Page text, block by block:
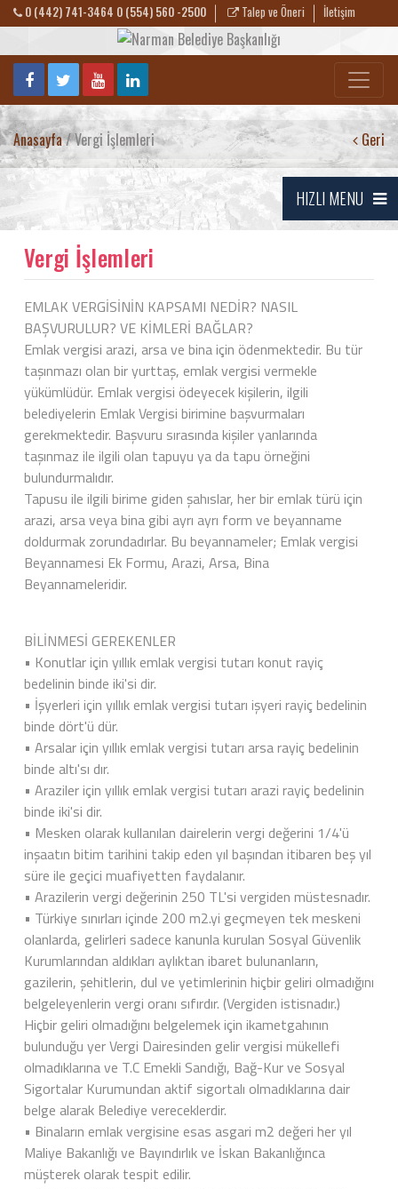
0 (442) 741-3464 0 (554) 560 -2500 Talep ve Öneri İletişim
Anasayfa/ Vergi İşlemleri Geri
HIZLI MENU
Vergi İşlemleri
EMLAK VERGİSİNİN KAPSAMI NEDİR? NASIL
BAŞVURULUR? VE KİMLERİ BAĞLAR?
Emlak vergisi arazi, arsa ve bina için ödenmektedir. Bu tür
taşınmazı olan bir yurttaş, emlak vergisi vermekle
yükümlüdür. Emlak vergisi ödeyecek kişilerin, ilgili
belediyelerin Emlak Vergisi birimine başvurmaları
gerekmektedir. Başvuru sırasında kişiler yanlarında
taşınmaz ile ilgili olan tapuyu ya da tapu örneğini
bulundurmalıdır.
Tapusu ile ilgili birime giden şahıslar, her bir emlak türü için
arazi, arsa veya bina gibi ayrı ayrı form ve beyanname
doldurmak zorundadırlar. Bu beyannameler; Emlak vergisi
Beyannamesi Ek Formu, Arazi, Arsa, Bina
Beyannameleridir.
BİLİNMESİ GEREKENLER
• Konutlar için yıllık emlak vergisi tutarı konut rayiç
bedelinin binde iki'si dir.
• İşyerleri için yıllık emlak vergisi tutarı işyeri rayiç bedelinin
binde dört'ü dür.
• Arsalar için yıllık emlak vergisi tutarı arsa rayiç bedelinin
binde altı'sı dır.
• Araziler için yıllık emlak vergisi tutarı arazi rayiç bedelinin
binde iki'si dir.
• Mesken olarak kullanılan dairelerin vergi değerini 1/4'ü
inşaatın bitim tarihini takip eden yıl başından itibaren beş yıl
süre ile geçici muafiyetten faydalanır.
• Arazilerin vergi değerinin 250 TL'si vergiden müstesnadır.
• Türkiye sınırları içinde 200 m2.yi geçmeyen tek meskeni
olanlarda, gelirleri sadece kanunla kurulan Sosyal Güvenlik
Kurumlarından aldıkları aylıktan ibaret bulunanların,
gazilerin, şehitlerin, dul ve yetimlerinin hiçbir geliri olmadığını
belgeleyenlerin vergi oranı sıfırdır. (Vergiden istisnadır.)
Hiçbir geliri olmadığını belgelemek için ikametgahının
bulunduğu yer Vergi Dairesinden gelir vergisi mükellefi
olmadıklarına ve T.C Emekli Sandığı, Bağ-Kur ve Sosyal
Sigortalar Kurumundan aktif sigortalı olmadıklarına dair
belge alarak Belediye vereceklerdir.
• Binaların emlak vergisine esas asgari m2 değeri her yıl
Maliye Bakanlığı ve Bayındırlık ve İskan Bakanlığınca
müşterek olarak tespit edilir.